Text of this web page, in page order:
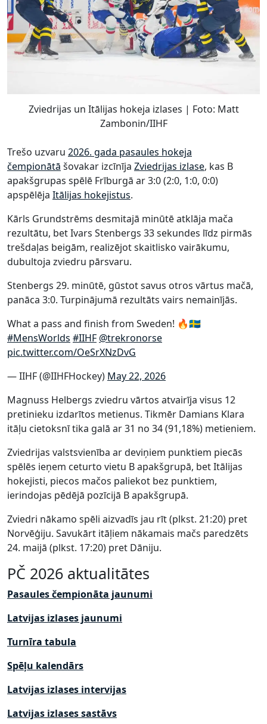
Zviedrijas un Itālijas hokeja izlases | Foto: Matt
Zambonin/IIHF
Trešo uzvaru 2026. gada pasaules hokeja
čempionātā šovakar izcīnīja Zviedrijas izlase, kas B
apakšgrupas spēlē Frīburgā ar 3:0 (2:0, 1:0, 0:0)
apspēlēja Itālijas hokejistus.
Kārls Grundstrēms desmitajā minūtē atklāja mača
rezultātu, bet Ivars Stenbergs 33 sekundes līdz pirmās
trešdaļas beigām, realizējot skaitlisko vairākumu,
dubultoja zviedru pārsvaru.
Stenbergs 29. minūtē, gūstot savus otros vārtus mačā,
panāca 3:0. Turpinājumā rezultāts vairs nemainījās.
What a pass and finish from Sweden! 🔥🇸🇪
#MensWorlds #IIHF @trekronorse
pic.twitter.com/OeSrXNzDvG
— IIHF (@IIHFHockey) May 22, 2026
Magnuss Helbergs zviedru vārtos atvairīja visus 12
pretinieku izdarītos metienus. Tikmēr Damians Klara
itāļu cietoksnī tika galā ar 31 no 34 (91,18%) metieniem.
Zviedrijas valstsvienība ar deviņiem punktiem piecās
spēlēs ieņem ceturto vietu B apakšgrupā, bet Itālijas
hokejisti, piecos mačos paliekot bez punktiem,
ierindojas pēdējā pozīcijā B apakšgrupā.
Zviedri nākamo spēli aizvadīs jau rīt (plkst. 21:20) pret
Norvēģiju. Savukārt itāļiem nākamais mačs paredzēts
24. maijā (plkst. 17:20) pret Dāniju.
PČ 2026 aktualitātes
Pasaules čempionāta jaunumi
Latvijas izlases jaunumi
Turnīra tabula
Spēļu kalendārs
Latvijas izlases intervijas
Latvijas izlases sastāvs